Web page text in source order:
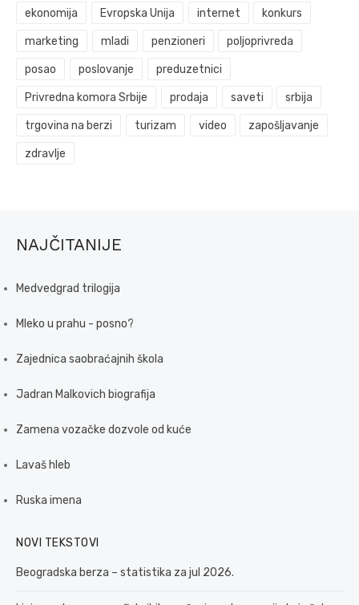
ekonomija Evropska Unija internet konkurs
marketing mladi penzioneri poljoprivreda
posao poslovanje preduzetnici
Privredna komora Srbije prodaja saveti srbija
trgovina na berzi turizam video zapošljavanje
zdravlje
NAJČITANIJE
Medvedgrad trilogija
Mleko u prahu - posno?
Zajednica saobraćajnih škola
Jadran Malkovich biografija
Zamena vozačke dozvole od kuće
Lavaš hleb
Ruska imena
NOVI TEKSTOVI
Beogradska berza – statistika za jul 2026.